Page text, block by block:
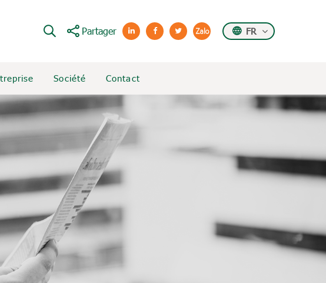
Partager FR
Société Contact